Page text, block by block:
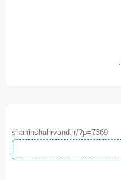
.
shahinshahrvand.ir/?p=7369